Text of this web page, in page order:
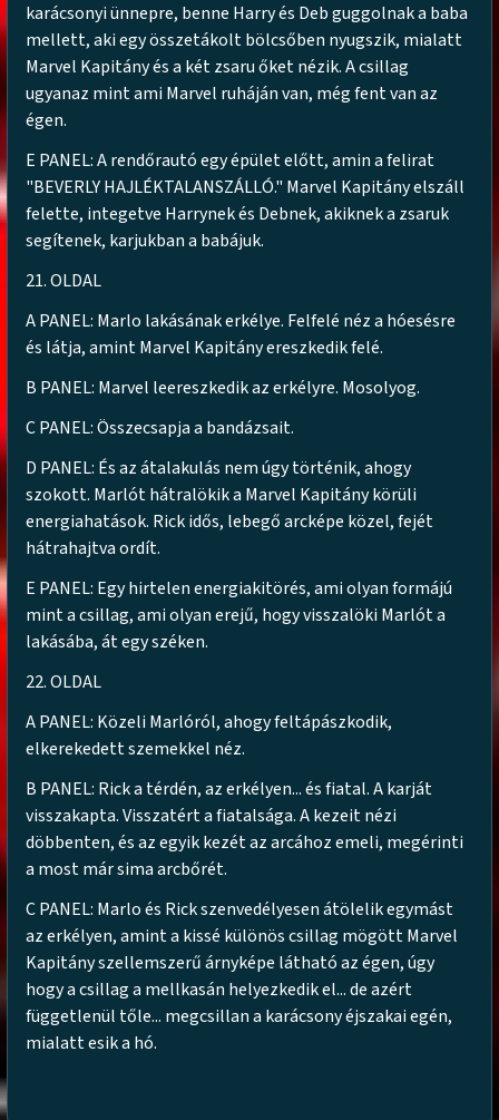
karácsonyi ünnepre, benne Harry és Deb guggolnak a baba
mellett, aki egy összetákolt bölcsőben nyugszik, mialatt
Marvel Kapitány és a két zsaru őket nézik. A csillag
ugyanaz mint ami Marvel ruháján van, még fent van az
égen.
E PANEL: A rendőrautó egy épület előtt, amin a felirat
"BEVERLY HAJLÉKTALANSZÁLLÓ." Marvel Kapitány elszáll
felette, integetve Harrynek és Debnek, akiknek a zsaruk
segítenek, karjukban a babájuk.
21. OLDAL
A PANEL: Marlo lakásának erkélye. Felfelé néz a hóesésre
és látja, amint Marvel Kapitány ereszkedik felé.
B PANEL: Marvel leereszkedik az erkélyre. Mosolyog.
C PANEL: Összecsapja a bandázsait.
D PANEL: És az átalakulás nem úgy történik, ahogy
szokott. Marlót hátralökik a Marvel Kapitány körüli
energiahatások. Rick idős, lebegő arcképe közel, fejét
hátrahajtva ordít.
E PANEL: Egy hirtelen energiakitörés, ami olyan formájú
mint a csillag, ami olyan erejű, hogy visszalöki Marlót a
lakásába, át egy széken.
22. OLDAL
A PANEL: Közeli Marlóról, ahogy feltápászkodik,
elkerekedett szemekkel néz.
B PANEL: Rick a térdén, az erkélyen... és fiatal. A karját
visszakapta. Visszatért a fiatalsága. A kezeit nézi
döbbenten, és az egyik kezét az arcához emeli, megérinti
a most már sima arcbőrét.
C PANEL: Marlo és Rick szenvedélyesen átölelik egymást
az erkélyen, amint a kissé különös csillag mögött Marvel
Kapitány szellemszerű árnyképe látható az égen, úgy
hogy a csillag a mellkasán helyezkedik el... de azért
függetlenül tőle... megcsillan a karácsony éjszakai egén,
mialatt esik a hó.